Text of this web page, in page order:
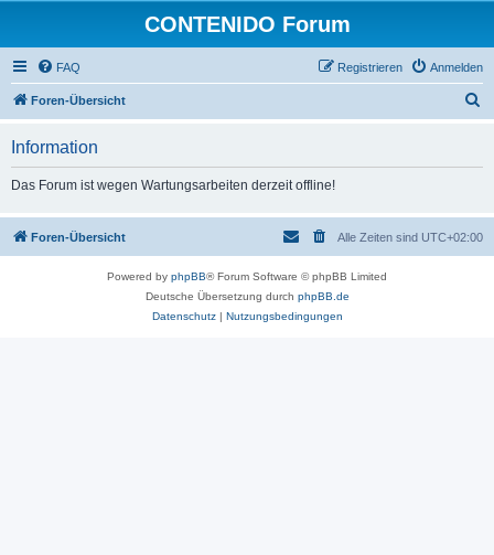
CONTENIDO Forum
FAQ Anmelden
Registrieren
Foren-Übersicht
Information
Das Forum ist wegen Wartungsarbeiten derzeit offline!
Foren-Übersicht Alle Zeiten sind UTC+02:00
Powered by phpBB® Forum Software © phpBB Limited
Deutsche Übersetzung durch phpBB.de
Datenschutz| Nutzungsbedingungen